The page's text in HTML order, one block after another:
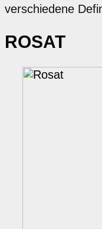
verschiedene
ROSAT